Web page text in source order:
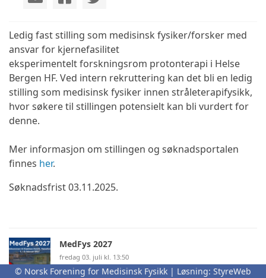
Ledig fast stilling som medisinsk fysiker/forsker med
ansvar for kjernefasilitet
eksperimentelt forskningsrom protonterapi i Helse
Bergen HF. Ved intern rekruttering kan det bli en ledig
stilling som medisinsk fysiker innen stråleterapifysikk,
hvor søkere til stillingen potensielt kan bli vurdert for
denne.
Mer informasjon om stillingen og søknadsportalen
finnes her.
Søknadsfrist 03.11.2025.
MedFys 2027
fredag 03. juli kl. 13:50
© Norsk Forening for Medisinsk Fysikk | Løsning: StyreWeb